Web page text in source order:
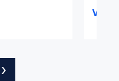
Vezi
›